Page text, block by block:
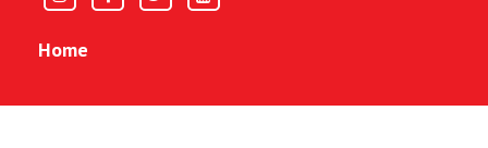
Home